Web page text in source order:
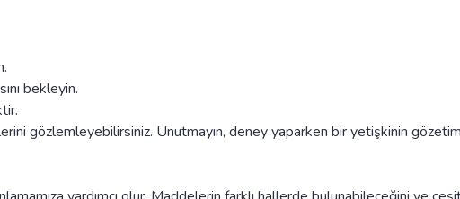
bekleyin.
gözlemleyebilirsiniz. Unutmayın, deney yaparken bir yetişkinin